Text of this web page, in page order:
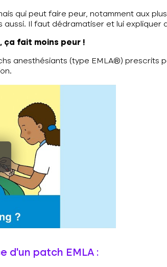
qui peut faire peur, notamment aux
Il faut dédramatiser et lui expliquer
ça fait moins peur !
anesthésiants (type EMLA®) prescrits
d’un patch EMLA :